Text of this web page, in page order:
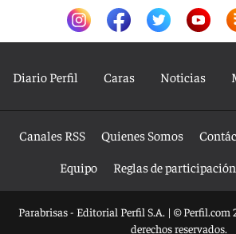
Diario Perfil Caras Noticias
Canales RSS Quienes Somos
Equipo
Reglas de participación
Parabrisas - Editorial Perfil S.A. | © Perfil.com
derechos reservados.